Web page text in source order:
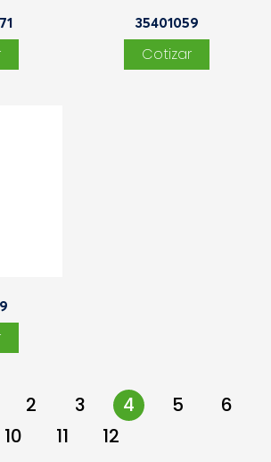
35401059
2 3 4 5
6
10 11 12